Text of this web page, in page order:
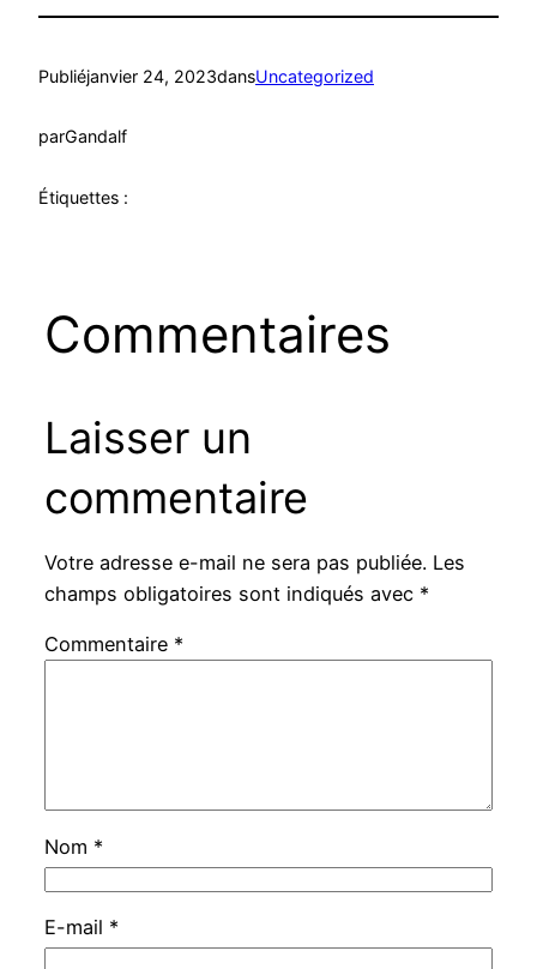
Publiéjanvier 24, 2023dansUncategorized
parGandalf
Étiquettes :
Commentaires
Laisser un
commentaire
Votre adresse e-mail ne sera pas publiée. Les
champs obligatoires sont indiqués avec *
Commentaire *
Nom *
E-mail *